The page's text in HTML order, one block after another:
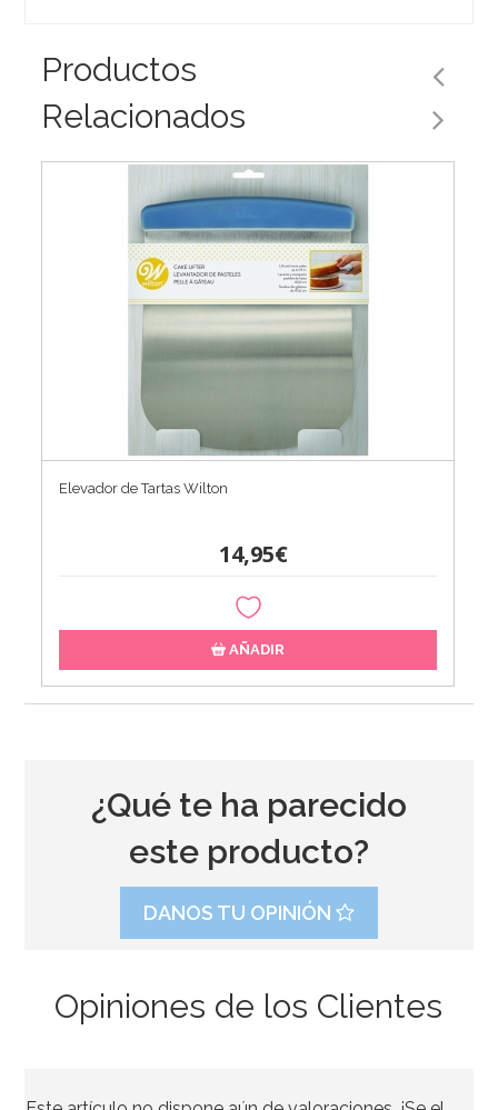
Productos
Relacionados
Elevador de Tartas Wilton
14,95€
AÑADIR
¿Qué te ha parecido
este producto?
DANOS TU OPINIÓN
Opiniones de los Clientes